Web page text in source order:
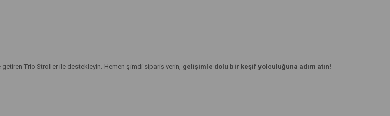
Trio Stroller ile destekleyin. Hemen şimdi sipariş verin, gelişimle dolu bir keşif yolculuğuna adım atın!